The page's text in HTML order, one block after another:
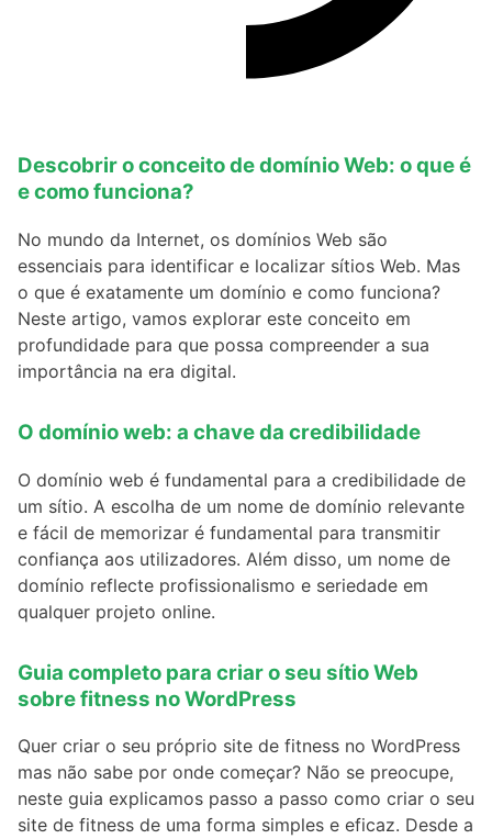
Descobrir o conceito de domínio Web: o que é
e como funciona?
No mundo da Internet, os domínios Web são
essenciais para identificar e localizar sítios Web. Mas
o que é exatamente um domínio e como funciona?
Neste artigo, vamos explorar este conceito em
profundidade para que possa compreender a sua
importância na era digital.
O domínio web: a chave da credibilidade
O domínio web é fundamental para a credibilidade de
um sítio. A escolha de um nome de domínio relevante
e fácil de memorizar é fundamental para transmitir
confiança aos utilizadores. Além disso, um nome de
domínio reflecte profissionalismo e seriedade em
qualquer projeto online.
Guia completo para criar o seu sítio Web
sobre fitness no WordPress
Quer criar o seu próprio site de fitness no WordPress
mas não sabe por onde começar? Não se preocupe,
neste guia explicamos passo a passo como criar o seu
site de fitness de uma forma simples e eficaz. Desde a